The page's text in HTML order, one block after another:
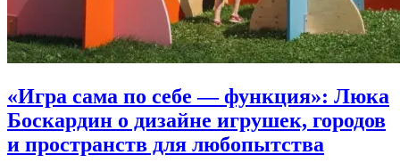
«Игра сама по себе — функция»: Люка
Боскардин о дизайне игрушек, городов
и пространств для любопытства